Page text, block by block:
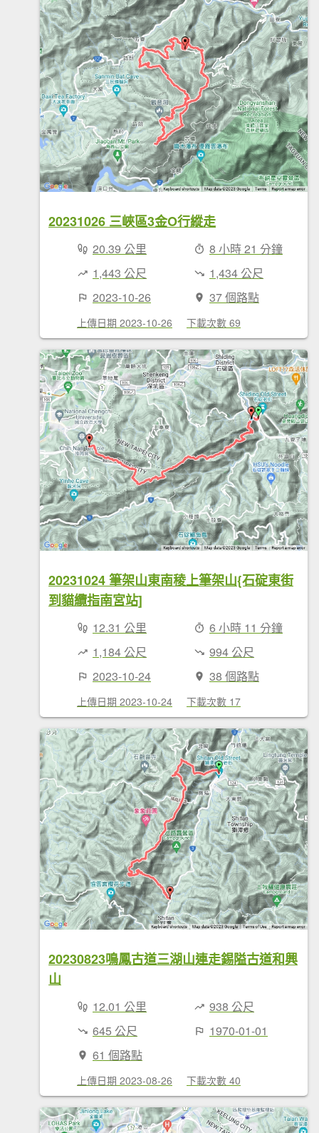
20231026 三峽區3金O行縱走
20.39 公里
8 小時 21 分鐘
1,443 公尺
1,434 公尺
2023-10-26
37 個路點
上傳日期 2023-10-26 下載次數 69
20231024 筆架山東南稜上筆架山{石碇東街
到貓纜指南宮站]
12.31 公里
6 小時 11 分鐘
1,184 公尺
994 公尺
2023-10-24
38 個路點
上傳日期 2023-10-24 下載次數 17
20230823鳴鳳古道三湖山連走錫隘古道和興
山
12.01 公里
938 公尺
645 公尺
1970-01-01
61 個路點
上傳日期 2023-08-26 下載次數 40